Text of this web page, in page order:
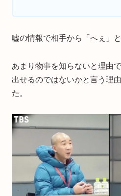
嘘の情報で相手から「へぇ」
あまり物事を知らないと理由で
出せるのではないかと言う理
た。